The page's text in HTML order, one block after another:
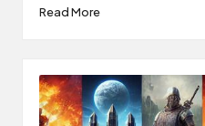
Read More